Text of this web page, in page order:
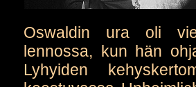
Oswaldin ura oli
lennossa, kun hän
Lyhyiden